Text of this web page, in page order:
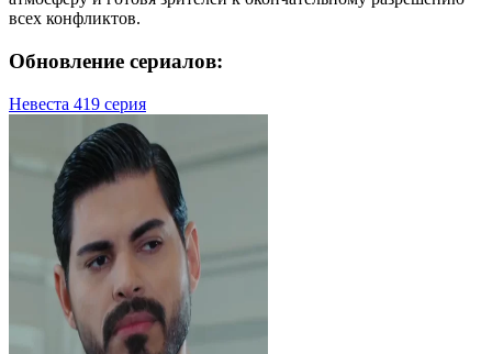
всех конфликтов.
Обновление сериалов:
Невеста 419 серия